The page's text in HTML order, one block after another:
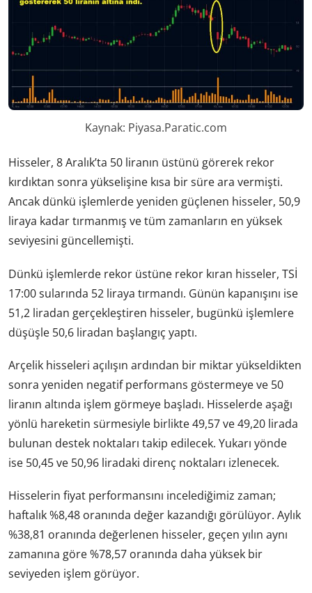
Kaynak: Piyasa.Paratic.com
Hisseler, 8 Aralık’ta 50 liranın üstünü görerek rekor
kırdıktan sonra yükselişine kısa bir süre ara vermişti.
Ancak dünkü işlemlerde yeniden güçlenen hisseler, 50,9
liraya kadar tırmanmış ve tüm zamanların en yüksek
seviyesini güncellemişti.
Dünkü işlemlerde rekor üstüne rekor kıran hisseler, TSİ
17:00 sularında 52 liraya tırmandı. Günün kapanışını ise
51,2 liradan gerçekleştiren hisseler, bugünkü işlemlere
düşüşle 50,6 liradan başlangıç yaptı.
Arçelik hisseleri açılışın ardından bir miktar yükseldikten
sonra yeniden negatif performans göstermeye ve 50
liranın altında işlem görmeye başladı. Hisselerde aşağı
yönlü hareketin sürmesiyle birlikte 49,57 ve 49,20 lirada
bulunan destek noktaları takip edilecek. Yukarı yönde
ise 50,45 ve 50,96 liradaki direnç noktaları izlenecek.
Hisselerin fiyat performansını incelediğimiz zaman;
haftalık %8,48 oranında değer kazandığı görülüyor. Aylık
%38,81 oranında değerlenen hisseler, geçen yılın aynı
zamanına göre %78,57 oranında daha yüksek bir
seviyeden işlem görüyor.